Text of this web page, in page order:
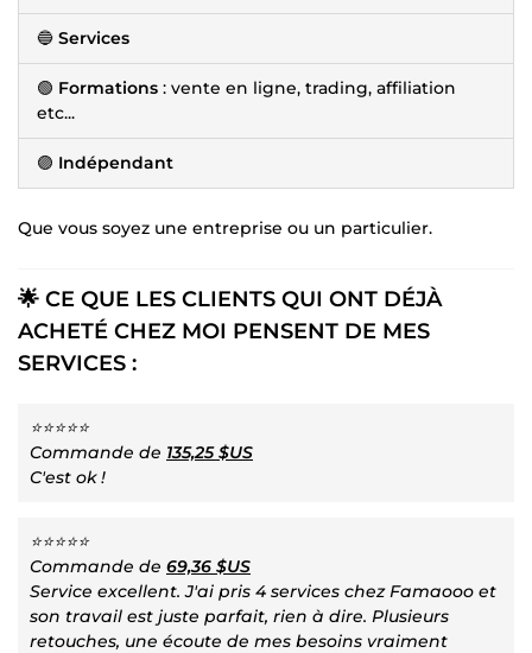
🔵 Services
🟢 Formations : vente en ligne, trading, affiliation
etc...
🟣 Indépendant
Que vous soyez une entreprise ou un particulier.
🌟 CE QUE LES CLIENTS QUI ONT DÉJÀ
ACHETÉ CHEZ MOI PENSENT DE MES
SERVICES :
⭐⭐⭐⭐⭐
Commande de 135,25 $US
C'est ok !
⭐⭐⭐⭐⭐
Commande de 69,36 $US
Service excellent. J'ai pris 4 services chez Famaooo et
son travail est juste parfait, rien à dire. Plusieurs
retouches, une écoute de mes besoins vraiment